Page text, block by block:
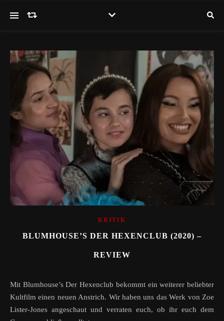
KRITIK
BLUMHOUSE’S DER HEXENCLUB (2020) –
REVIEW
Mit Blumhouse’s Der Hexenclub bekommt ein weiterer beliebter
Kultfilm einen neuen Anstrich. Wir haben uns das Werk von Zoe
Lister-Jones angeschaut und verraten euch, ob ihr euch dem